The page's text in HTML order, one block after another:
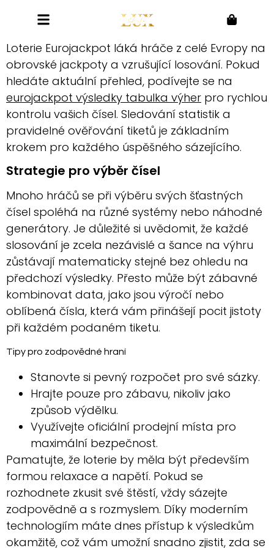
Loterie Eurojackpot láká hráče z celé Evropy na
obrovské jackpoty a vzrušující losování. Pokud
hledáte aktuální přehled, podívejte se na
eurojackpot výsledky tabulka výher pro rychlou
kontrolu vašich čísel. Sledování statistik a
pravidelné ověřování tiketů je základním
krokem pro každého úspěšného sázejícího.
Strategie pro výběr čísel
Mnoho hráčů se při výběru svých šťastných
čísel spoléhá na různé systémy nebo náhodné
generátory. Je důležité si uvědomit, že každé
slosování je zcela nezávislé a šance na výhru
zůstávají matematicky stejné bez ohledu na
předchozí výsledky. Přesto může být zábavné
kombinovat data, jako jsou výročí nebo
oblíbená čísla, která vám přinášejí pocit jistoty
při každém podaném tiketu.
Tipy pro zodpovědné hraní
Stanovte si pevný rozpočet pro své sázky.
Hrajte pouze pro zábavu, nikoliv jako
způsob výdělku.
Využívejte oficiální prodejní místa pro
maximální bezpečnost.
Pamatujte, že loterie by měla být především
formou relaxace a napětí. Pokud se
rozhodnete zkusit své štěstí, vždy sázejte
zodpovědně a s rozmyslem. Díky moderním
technologiím máte dnes přístup k výsledkům
okamžitě, což vám umožní snadno zjistit, zda se